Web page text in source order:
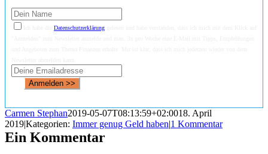
Datenschutzerklärung
Anmelden >>
Carmen Stephan2019-05-07T08:13:59+02:0018. April
2019|Kategorien: Immer genug Geld haben|1 Kommentar
Ein Kommentar